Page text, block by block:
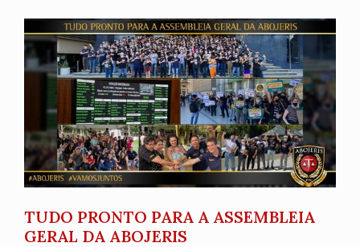
TUDO PRONTO PARA A ASSEMBLEIA
GERAL DA ABOJERIS